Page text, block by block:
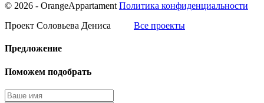
© 2026 - OrangeAppartament Политика конфиденциальности
Проект Соловьева Дениса
Все проекты
Предложение
Поможем подобрать